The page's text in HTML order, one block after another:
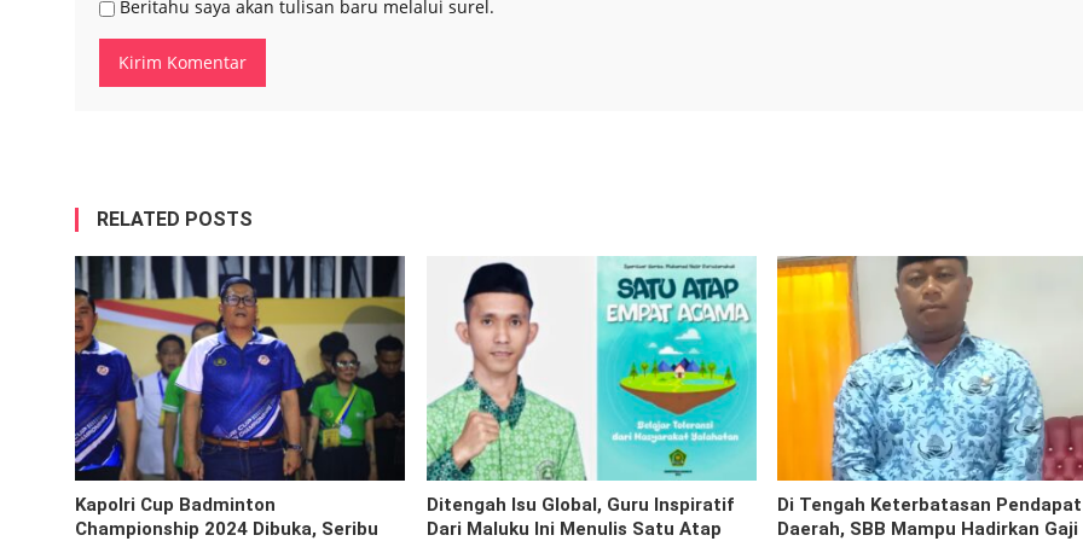
Beritahu saya akan tulisan baru melalui surel.
RELATED POSTS
Kapolri Cup Badminton
Championship 2024 Dibuka, Seribu
Ditengah Isu Global, Guru Inspiratif
Dari Maluku Ini Menulis Satu Atap
Di Tengah Keterbatasan
Daerah, SBB Mampu Hadirkan Gaji